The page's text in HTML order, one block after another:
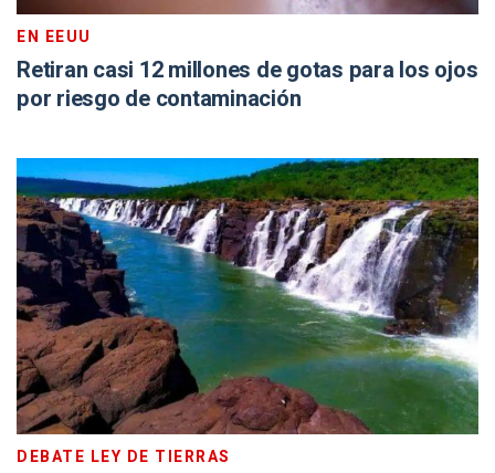
EN EEUU
Retiran casi 12 millones de gotas para los ojos
por riesgo de contaminación
DEBATE LEY DE TIERRAS